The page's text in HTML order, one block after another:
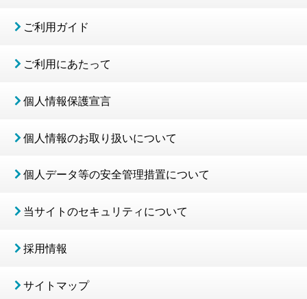
ご利用ガイド
ご利用にあたって
個人情報保護宣言
個人情報のお取り扱いについて
個人データ等の安全管理措置について
当サイトのセキュリティについて
採用情報
サイトマップ